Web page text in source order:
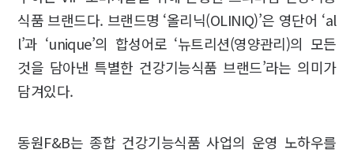
식품 브랜드다. 브랜드명 ‘올리닉(OLINIQ)’은 영단어 ‘al
l’과 ‘unique’의 합성어로 ‘뉴트리션(영양관리)의 모든
것을 담아낸 특별한 건강기능식품 브랜드’라는 의미가
담겨있다.
동원F&B는 종합 건강기능식품 사업의 운영 노하우를